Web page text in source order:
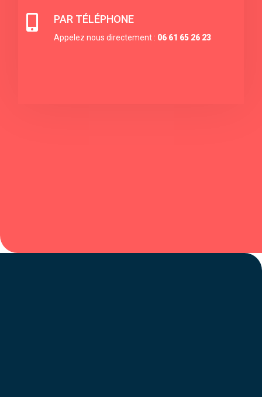
 PAR TÉLÉPHONE
Appelez nous directement : 06 61 65 26 23